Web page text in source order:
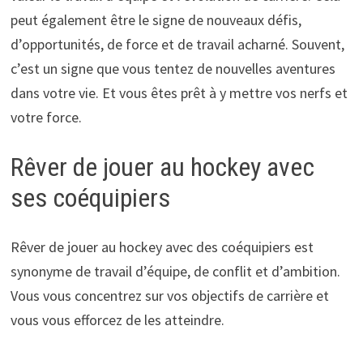
peut également être le signe de nouveaux défis,
d’opportunités, de force et de travail acharné. Souvent,
c’est un signe que vous tentez de nouvelles aventures
dans votre vie. Et vous êtes prêt à y mettre vos nerfs et
votre force.
Rêver de jouer au hockey avec
ses coéquipiers
Rêver de jouer au hockey avec des coéquipiers est
synonyme de travail d’équipe, de conflit et d’ambition.
Vous vous concentrez sur vos objectifs de carrière et
vous vous efforcez de les atteindre.